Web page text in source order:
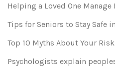
Helping a Loved One Manage
Tips for Seniors to Stay Safe
Top 10 Myths About Your
Psychologists explain